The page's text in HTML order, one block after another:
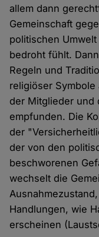
allem dann
Gemeinschaft
politischen
bedroht fühlt.
Regeln und
religiöser
der Mitglieder und
empfunden. Die
der
der von den
beschworenen
wechselt die
Handlungen, wie
erscheinen